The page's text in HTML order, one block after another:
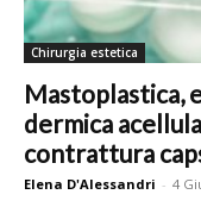
Chirurgia estetica
Mastoplastica,
dermica
contrattura
Elena D'Alessandri - 4